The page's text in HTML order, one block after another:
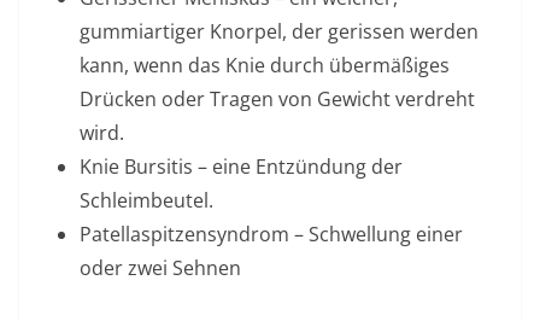
gummiartiger Knorpel, der gerissen werden
kann, wenn das Knie durch übermäßiges
Drücken oder Tragen von Gewicht verdreht
wird.
Knie Bursitis – eine Entzündung der
Schleimbeutel.
Patellaspitzensyndrom – Schwellung einer
oder zwei Sehnen